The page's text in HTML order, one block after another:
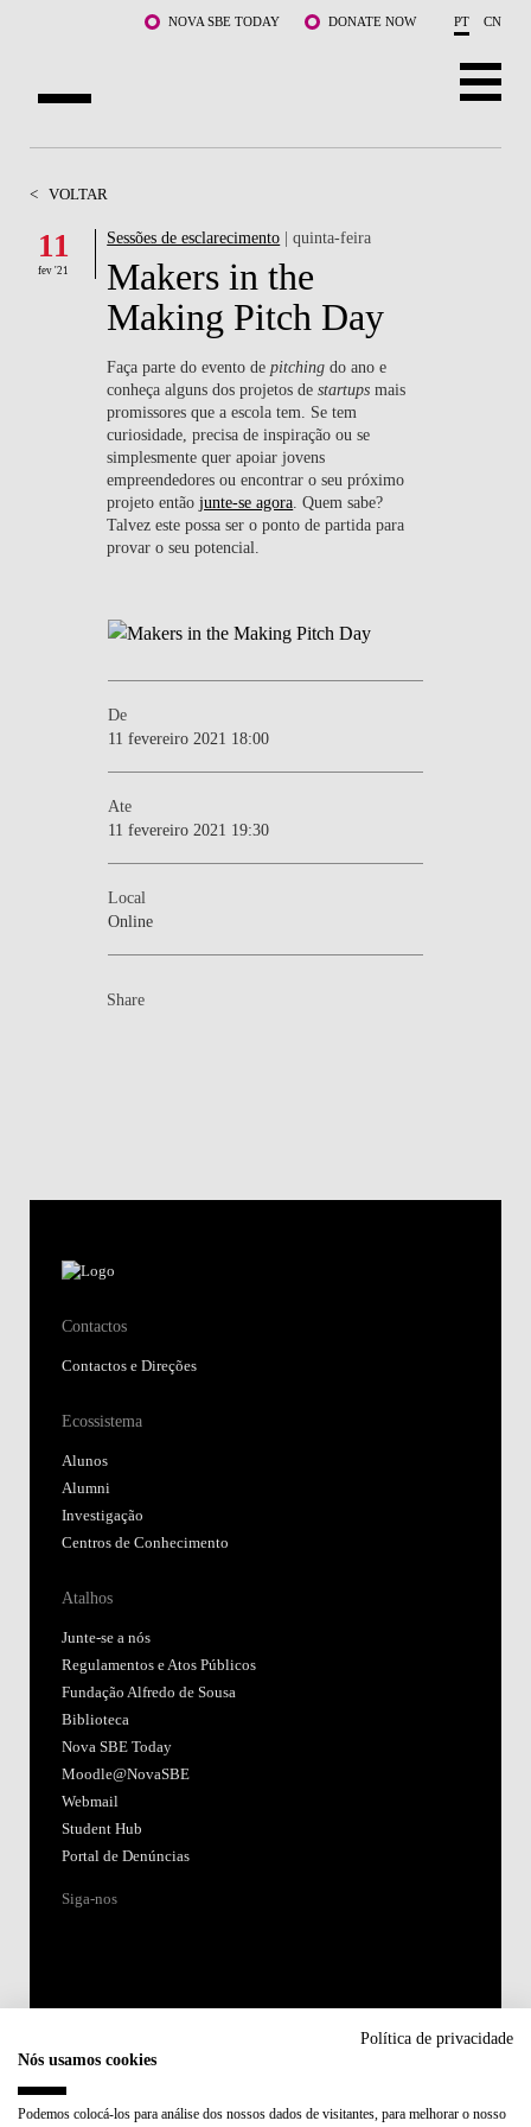
Saltar para o conteúdo principalNOVA SBE TODAY DONATE NOW PT CN
DOCENTES E INVESTIGAÇÃO
COMUNIDADE
LIFE AT NOVA SBE
WHAT'S HAPPENING
< VOLTAR
11
fev '21
Sessões de esclarecimento | quinta-feira
Makers in the
Making Pitch Day
Faça parte do evento depitching do ano e
conheça alguns dos projetos destartups mais
promissores que a escola tem. Se tem
curiosidade, precisa de inspiração ou se
simplesmente quer apoiar jovens
empreendedores ou encontrar o seu próximo
projeto entãojunte-se agora . Quem sabe?
Talvez este possa ser o ponto de partida para
provar o seu potencial.
De
11 fevereiro 2021 18:00
Ate
11 fevereiro 2021 19:30
Local
Online
Share
Contactos
Contactos e Direções
Ecossistema
Alunos
Alumni
Investigação
Centros de Conhecimento
Atalhos
Junte-se a nós
Regulamentos e Atos Públicos
Fundação Alfredo de Sousa
Biblioteca
Nova SBE Today
Moodle@NovaSBE
Webmail
Student Hub
Portal de Denúncias
Siga-nos
Política de privacidade
Nós usamos cookies
Podemos colocá-los para análise dos nossos dados de visitantes, para melhorar o nosso